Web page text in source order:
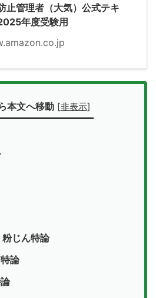
止管理者（大気）公式テキ
年度受験用
本文へ移動 [非表示]
じん特論
論